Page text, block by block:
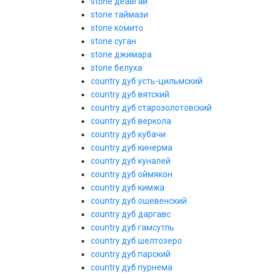
stone таймази
stone комито
stone суган
stone джимара
stone белуха
country дуб усть-цильмский
country дуб вятский
country дуб старозолотовский
country дуб веркола
country дуб кубачи
country дуб кинерма
country дуб куналей
country дуб оймякон
country дуб кимжа
country дуб ошевенский
country дуб даргавс
country дуб гамсутль
country дуб шелтозеро
country дуб парский
country дуб пурнема